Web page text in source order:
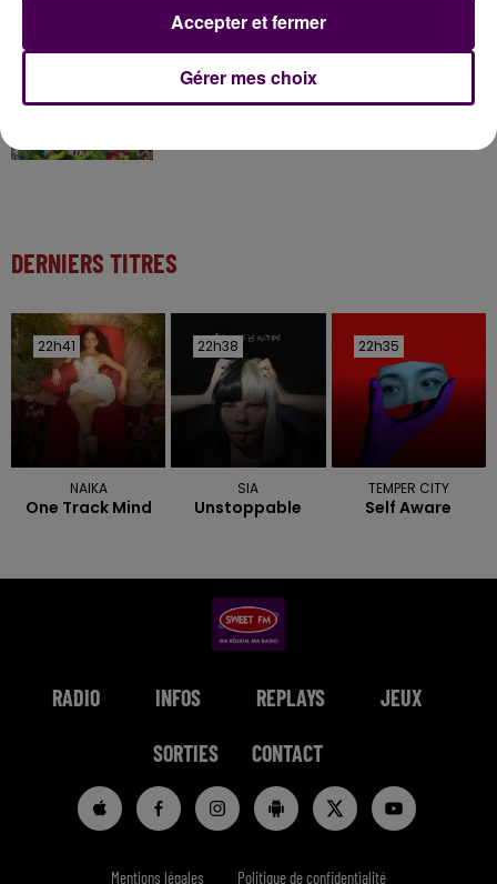
Gagnez vos entrées pour Papéa Parc !
DERNIERS TITRES
22h41
22h41
NAIKA
One Track Mind
22h38
22h38
SIA
Unstoppable
22h35
22h35
TEMPER CITY
Self Aware
RADIO INFOS REPLAYS JEUX
SORTIES CONTACT
Mentions légales Politique de confidentialité
Gérer mes choix
Accepter et fermer